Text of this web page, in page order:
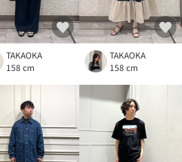
TAKAOKA
158 cm
TAKAOKA
158 cm